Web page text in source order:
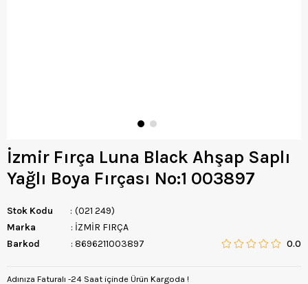
İzmir Fırça Luna Black Ahşap Saplı
Yağlı Boya Fırçası No:1 003897
Stok Kodu
(021 249)
Marka
: İZMİR FIRÇA
Barkod
: 8696211003897 0.0
Adınıza Faturalı -24 Saat içinde Ürün Kargoda !